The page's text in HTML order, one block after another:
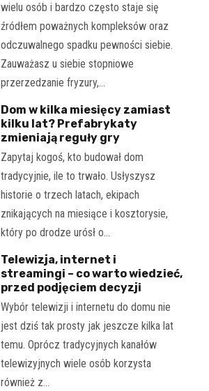
wielu osób i bardzo często staje się
źródłem poważnych kompleksów oraz
odczuwalnego spadku pewności siebie.
Zauważasz u siebie stopniowe
przerzedzanie fryzury,…
Dom w kilka miesięcy zamiast
kilku lat? Prefabrykaty
zmieniają reguły gry
Zapytaj kogoś, kto budował dom
tradycyjnie, ile to trwało. Usłyszysz
historie o trzech latach, ekipach
znikających na miesiące i kosztorysie,
który po drodze urósł o…
Telewizja, internet i
streamingi – co warto wiedzieć,
przed podjęciem decyzji
Wybór telewizji i internetu do domu nie
jest dziś tak prosty jak jeszcze kilka lat
temu. Oprócz tradycyjnych kanałów
telewizyjnych wiele osób korzysta
również z…